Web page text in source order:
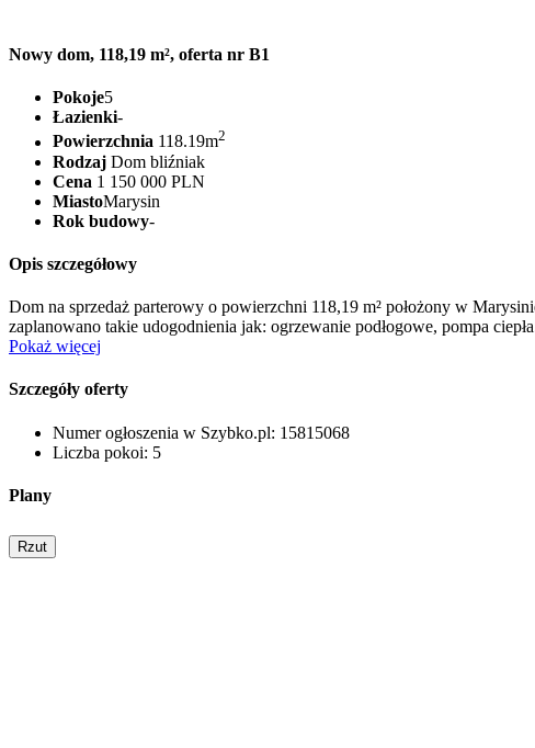
Nowy dom, 118,19 m², oferta nr B1
Pokoje5
Łazienki-
Powierzchnia 118.19m2
Rodzaj Dom bliźniak
Cena 1 150 000 PLN
MiastoMarysin
Rok budowy-
Opis szczegółowy
Dom na sprzedaż parterowy o powierzchni 118,19 m² położony w
zaplanowano takie udogodnienia jak: ogrzewanie podłogowe, pompa
Pokaż więcej
Szczegóły oferty
Numer ogłoszenia w Szybko.pl: 15815068
Liczba pokoi: 5
Plany
Rzut